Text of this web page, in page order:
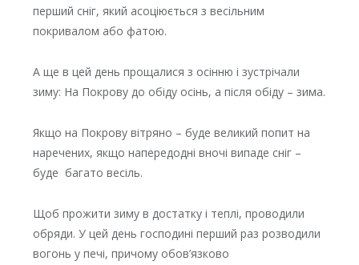
перший сніг, який асоціюється з весільним
покривалом або фатою.
А ще в цей день прощалися з осінню і зустрічали
зиму: На Покрову до обіду осінь, а після обіду – зима.
Якщо на Покрову вітряно – буде великий попит на
наречених, якщо напередодні вночі випаде сніг –
буде багато весіль.
Щоб прожити зиму в достатку і теплі, проводили
обряди. У цей день господині перший раз розводили
вогонь у печі, причому обов’язково